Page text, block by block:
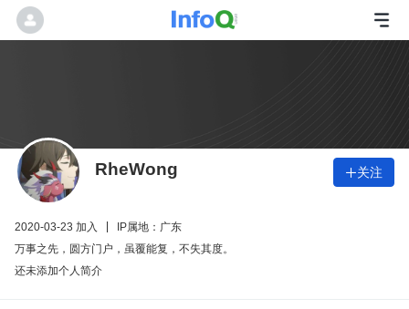
RheWong 关注
2020-03-23 加入
IP属地：广东
万事之先，圆方门户，虽覆能复，不失其度。
还未添加个人简介